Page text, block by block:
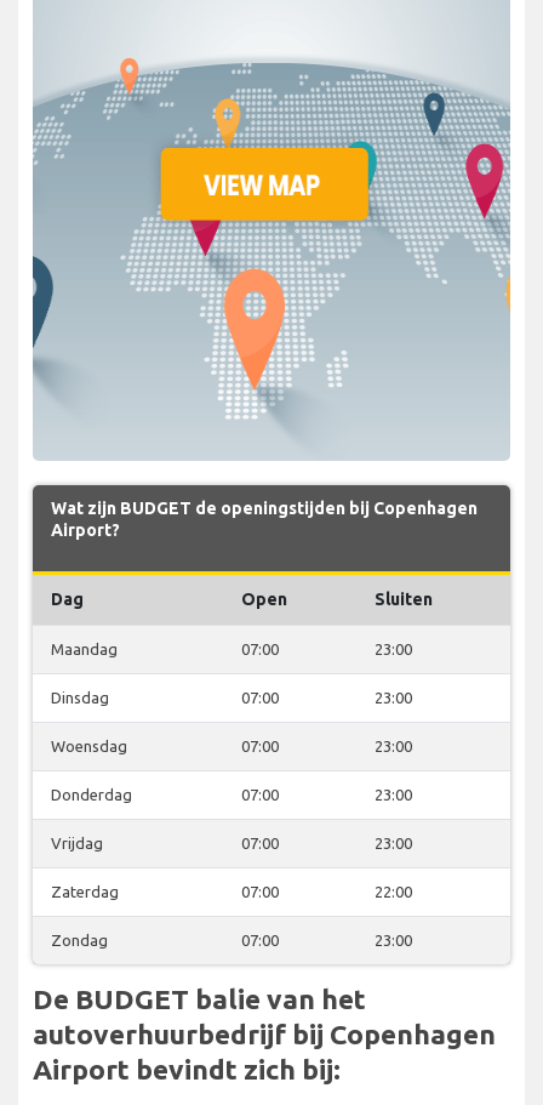
Wat zijn BUDGET de openingstijden bij Copenhagen
Airport?
Dag Open Sluiten
Maandag 07:00 23:00
Dinsdag 07:00 23:00
Woensdag 07:00 23:00
Donderdag 07:00 23:00
Vrijdag 07:00 23:00
Zaterdag 07:00 22:00
Zondag 07:00 23:00
De BUDGET balie van het
autoverhuurbedrijf bij Copenhagen
Airport bevindt zich bij: